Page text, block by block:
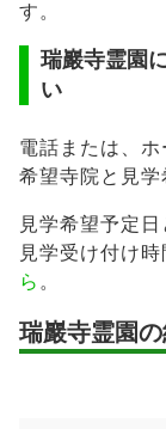
す。
瑞巖寺霊園
い
電話または、
希望寺院と見学
見学希望予定
見学受け付け
ら 。
瑞巖寺霊園